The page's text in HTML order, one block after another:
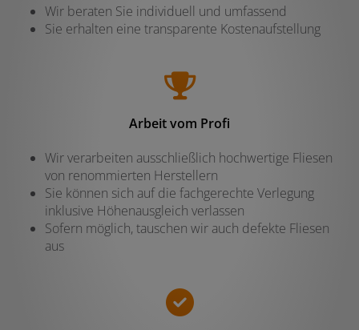
Wir beraten Sie individuell und umfassend
Sie erhalten eine transparente Kostenaufstellung
Arbeit vom Profi
Wir verarbeiten ausschließlich hochwertige Fliesen
von renommierten Herstellern
Sie können sich auf die fachgerechte Verlegung
inklusive Höhenausgleich verlassen
Sofern möglich, tauschen wir auch defekte Fliesen
aus